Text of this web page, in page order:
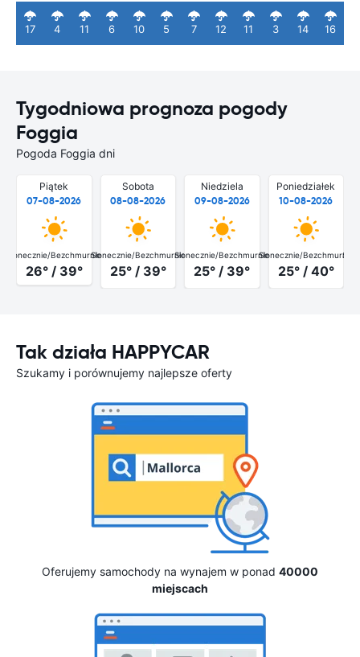
17 4 11 6 10 5 7 12 11 3 14 16
Tygodniowa prognoza pogody
Foggia
Pogoda Foggia dni
Piątek
07-08-2026
Słonecznie/Bezchmurnie
26° / 39°
Sobota
08-08-2026
Słonecznie/Bezchmurnie
25° / 39°
Niedziela
09-08-2026
Słonecznie/Bezchmurnie
25° / 39°
Poniedziałek
10-08-2026
Słonecznie/Bezchmurnie
25° / 40°
Tak działa HAPPYCAR
Szukamy i porównujemy najlepsze oferty
Oferujemy samochody na wynajem w ponad 40000
miejscach